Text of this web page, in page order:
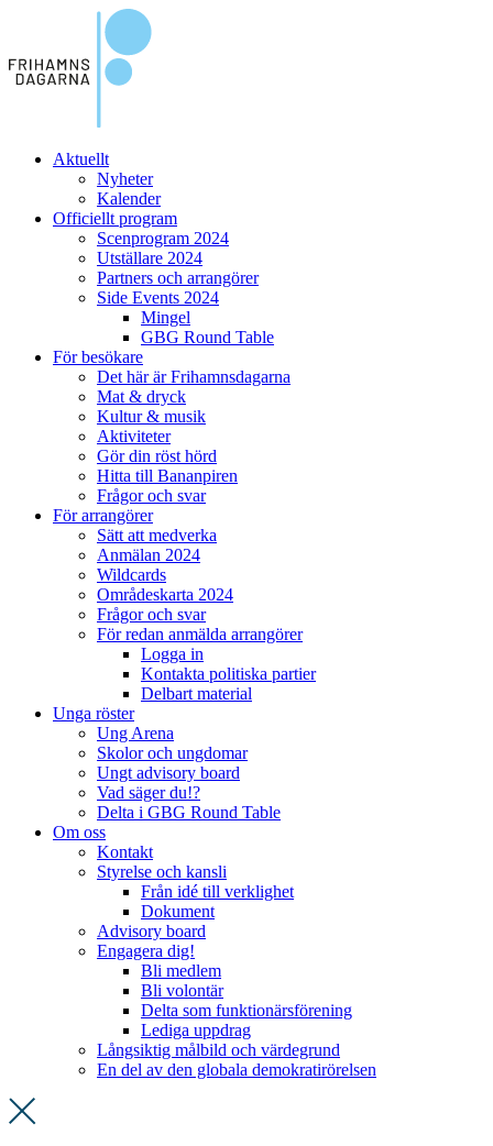
Aktuellt
Nyheter
Kalender
Officiellt program
Scenprogram 2024
Utställare 2024
Partners och arrangörer
Side Events 2024
Mingel
GBG Round Table
För besökare
Det här är Frihamnsdagarna
Mat & dryck
Kultur & musik
Aktiviteter
Gör din röst hörd
Hitta till Bananpiren
Frågor och svar
För arrangörer
Sätt att medverka
Anmälan 2024
Wildcards
Områdeskarta 2024
Frågor och svar
För redan anmälda arrangörer
Logga in
Kontakta politiska partier
Delbart material
Unga röster
Ung Arena
Skolor och ungdomar
Ungt advisory board
Vad säger du!?
Delta i GBG Round Table
Om oss
Kontakt
Styrelse och kansli
Från idé till verklighet
Dokument
Advisory board
Engagera dig!
Bli medlem
Bli volontär
Delta som funktionärsförening
Lediga uppdrag
Långsiktig målbild och värdegrund
En del av den globala demokratirörelsen